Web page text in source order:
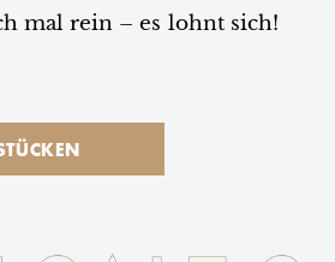
mal rein – es lohnt sich!